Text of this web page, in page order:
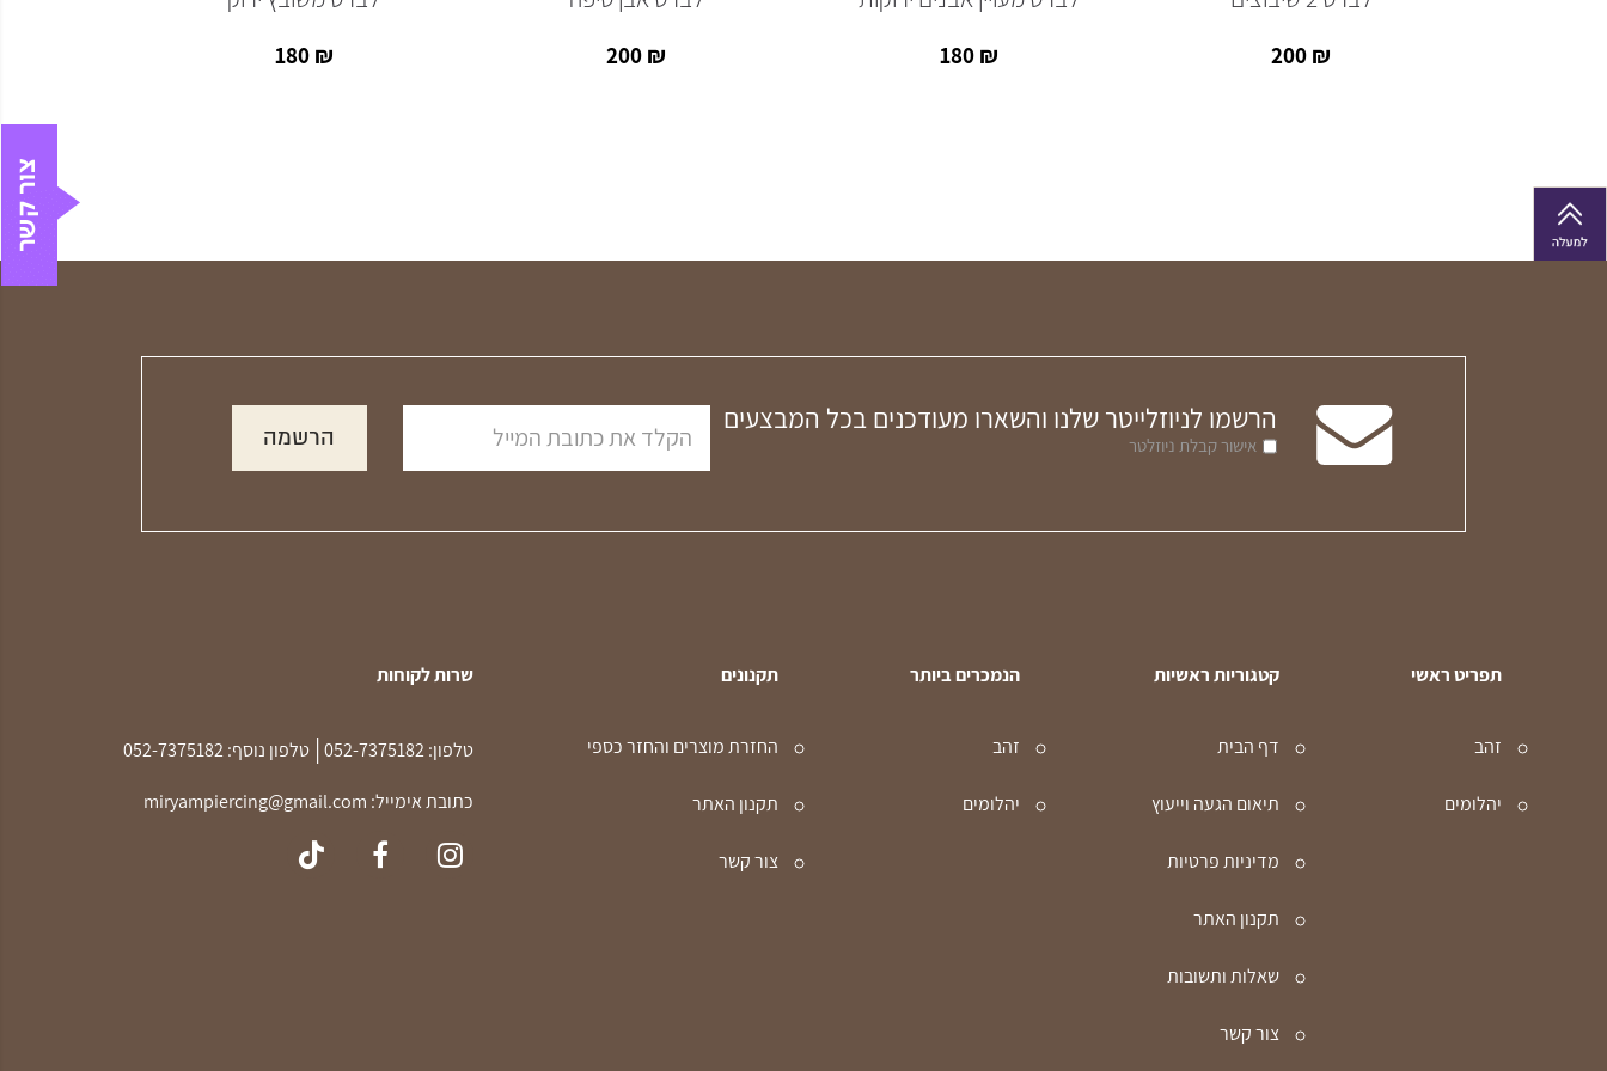
200 ₪
180 ₪
200 ₪
180 ₪
הרשמו לניוזלייטר שלנו והשארו מעודכנים בכל המבצעים
אישור קבלת ניוזלטר
תפריט ראשי
זהב
יהלומים
קטגוריות ראשיות
דף הבית
תיאום הגעה וייעוץ
מדיניות פרטיות
תקנון האתר
שאלות ותשובות
צור קשר
הנמכרים ביותר
זהב
יהלומים
תקנונים
החזרת מוצרים והחזר כספי
תקנון האתר
צור קשר
שרות לקוחות
טלפון:052-7375182
| טלפון נוסף:052-7375182
כתובת אימייל: miryampiercing@gmail.com